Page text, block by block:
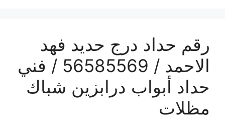
رقم حداد درج حديد فهد
الاحمد / 56585569 / فني
حداد أبواب درابزين شباك
مظلات